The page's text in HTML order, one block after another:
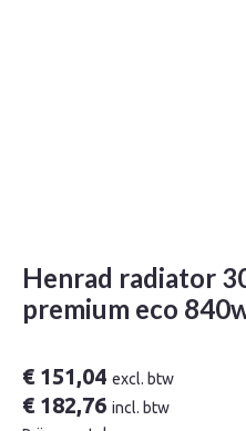
Henrad radiator
premium eco
€151,04 excl. btw
€182,76 incl. btw